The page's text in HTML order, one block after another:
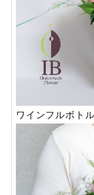
ワインフルボト